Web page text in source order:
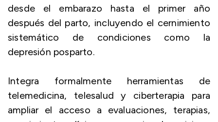
desde el embarazo hasta el primer año
después del parto, incluyendo el cernimiento
sistemático de condiciones como la
depresión posparto.
Integra formalmente herramientas de
telemedicina, telesalud y ciberterapia para
ampliar el acceso a evaluaciones, terapias,